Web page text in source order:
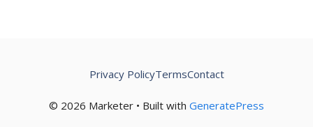
© 2026 Marketer • Built with GeneratePress
Privacy PolicyTermsContact